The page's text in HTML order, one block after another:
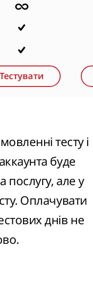
тесту і
буде
послугу, але у
Оплачувати
днів не